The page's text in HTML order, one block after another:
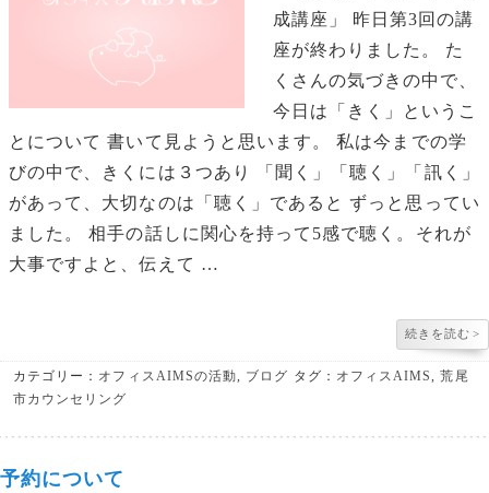
成講座」 昨日第3回の講
座が終わりました。 た
くさんの気づきの中で、
今日は「きく」というこ
とについて 書いて見ようと思います。 私は今までの学
びの中で、きくには３つあり 「聞く」「聴く」「訊く」
があって、大切なのは「聴く」であると ずっと思ってい
ました。 相手の話しに関心を持って5感で聴く。それが
大事ですよと、伝えて …
続きを読む >
カテゴリー： オフィスAIMSの活動 ブログ タグ： オフィスAIMS ,荒尾
市カウンセリング
予約について